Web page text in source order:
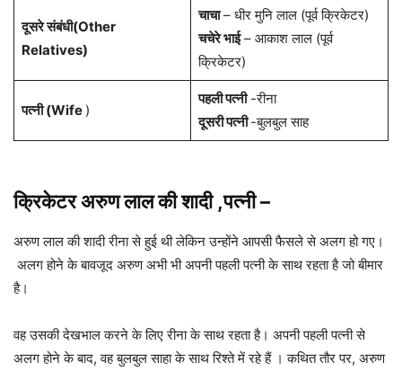
दूसरे संबंधी(Other
Relatives)
चाचा– धीर मुनि लाल (पूर्व क्रिकेटर)
चचेरे भाई– आकाश लाल (पूर्व
क्रिकेटर)
पत्नी (Wife )
पहली पत्नी-रीना
दूसरी पत्नी-बुलबुल साह
क्रिकेटर अरुण लाल की शादी ,पत्नी–
अरुण लाल की शादी रीना से हुई थी लेकिन उन्होंने आपसी फैसले से अलग हो गए।
अलग होने के बावजूद अरुण अभी भी अपनी पहली पत्नी के साथ रहता है जो बीमार
है।
वह उसकी देखभाल करने के लिए रीना के साथ रहता है। अपनी पहली पत्नी से
अलग होने के बाद, वह बुलबुल साहा के साथ रिश्ते में रहे हैं । कथित तौर पर, अरुण